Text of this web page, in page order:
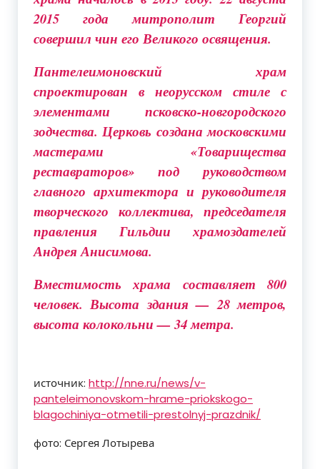
2015 года митрополит Георгий
совершил чин его Великого освящения.
Пантелеимоновский храм
спроектирован в неорусском стиле с
элементами псковско-новгородского
зодчества. Церковь создана московскими
мастерами «Товарищества
реставраторов» под руководством
главного архитектора и руководителя
творческого коллектива, председателя
правления Гильдии храмоздателей
Андрея Анисимова.
Вместимость храма составляет 800
человек. Высота здания — 28 метров,
высота колокольни — 34 метра.
источник: http://nne.ru/news/v-
panteleimonovskom-hrame-priokskogo-
blagochiniya-otmetili-prestolnyj-prazdnik/
фото: Сергея Лотырева